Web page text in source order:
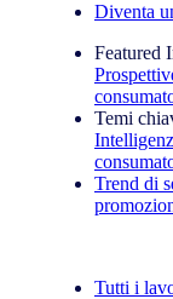
Diventa
Featured
Temi
Trend di
Tutti i